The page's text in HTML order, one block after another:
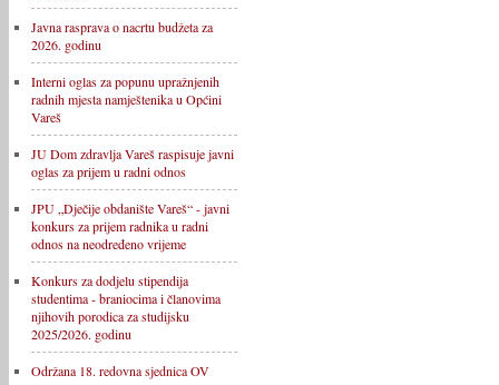
Javna rasprava o nacrtu budžeta za
2026. godinu
Interni oglas za popunu upražnjenih
radnih mjesta namještenika u Općini
Vareš
JU Dom zdravlja Vareš raspisuje javni
oglas za prijem u radni odnos
JPU „Dječije obdanište Vareš“ - javni
konkurs za prijem radnika u radni
odnos na neodređeno vrijeme
Konkurs za dodjelu stipendija
studentima - braniocima i članovima
njihovih porodica za studijsku
2025/2026. godinu
Održana 18. redovna sjednica OV